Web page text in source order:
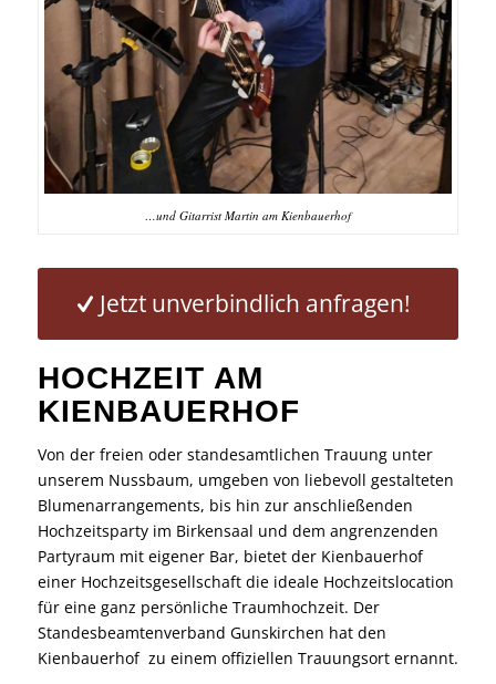
…und Gitarrist Martin am Kienbauerhof
Jetzt unverbindlich anfragen!
HOCHZEIT AM
KIENBAUERHOF
Von der freien oder standesamtlichen Trauungunter
unserem Nussbaum, umgeben von liebevoll gestalteten
Blumenarrangements, bis hin zur anschließenden
Hochzeitspartyim Birkensaal und dem angrenzenden
Partyraum mit eigener Bar, bietet der Kienbauerhof
einer Hochzeitsgesellschaft die ideale Hochzeitslocation
für eine ganz persönliche Traumhochzeit. Der
Standesbeamtenverband Gunskirchen hat den
Kienbauerhof zu einem offiziellen Trauungsort ernannt.